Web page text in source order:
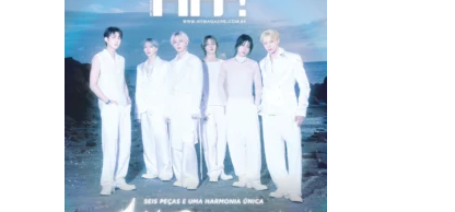
HIT!Leituras
HIT!Diary
HIT!Lyrics
HIT!Politics